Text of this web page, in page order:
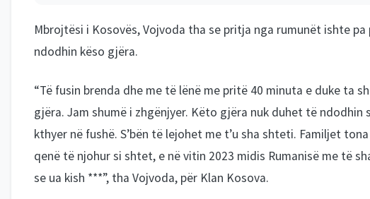
Mbrojtësi i Kosovës, Vojvoda tha se pritja nga rumunët ishte
ndodhin këso gjëra.
“Të fusin brenda dhe me të lënë me pritë 40 minuta e duke ta
gjëra. Jam shumë i zhgënjyer. Këto gjëra nuk duhet të
kthyer në fushë. S’bën të lejohet me t’u sha shteti. Familjet
qenë të njohur si shtet, e në vitin 2023 midis Rumanisë me të
se ua kish ***”, tha Vojvoda, për Klan Kosova.